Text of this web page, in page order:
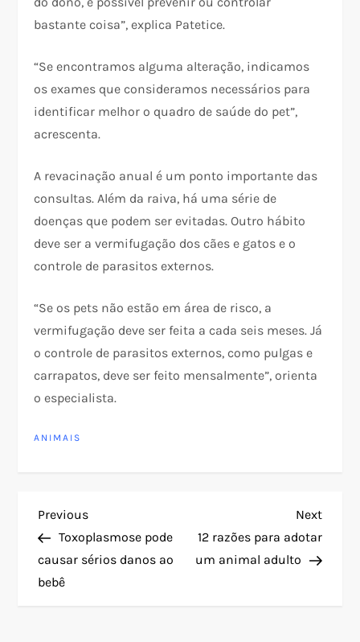
bastante coisa”, explica Patetice.
“Se encontramos alguma alteração, indicamos
os exames que consideramos necessários para
identificar melhor o quadro de saúde do pet”,
acrescenta.
A revacinação anual é um ponto importante das
consultas. Além da raiva, há uma série de
doenças que podem ser evitadas. Outro hábito
deve ser a vermifugação dos cães e gatos e o
controle de parasitos externos.
“Se os pets não estão em área de risco, a
vermifugação deve ser feita a cada seis meses. Já
o controle de parasitos externos, como pulgas e
carrapatos, deve ser feito mensalmente”, orienta
o especialista.
ANIMAIS
N
a
v
Previous
Post
Previous
Toxoplasmose pode
causar sérios danos ao
bebê
Next
Post
Next
12 razões para adotar
um animal adulto